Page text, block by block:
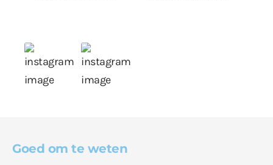
Goed om te weten